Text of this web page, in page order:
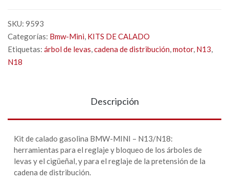
SKU: 9593
Categorías: Bmw-Mini, KITS DE CALADO
Etiquetas: árbol de levas,cadena de distribución,motor, N13,
N18
Descripción
Kit de calado gasolina BMW-MINI – N13/N18:
herramientas para el reglaje y bloqueo de los árboles de
levas y el cigüeñal, y para el reglaje de la pretensión de la
cadena de distribución.